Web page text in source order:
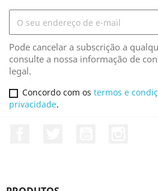
Pode cancelar a subscrição a
consulte a nossa informação de
legal.
Concordo com os termos e
privacidade.